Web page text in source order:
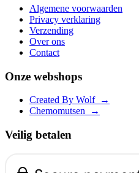
Algemene voorwaarden
Privacy verklaring
Verzending
Over ons
Contact
Onze webshops
Created By Wolf →
Chemomutsen
→
Veilig betalen